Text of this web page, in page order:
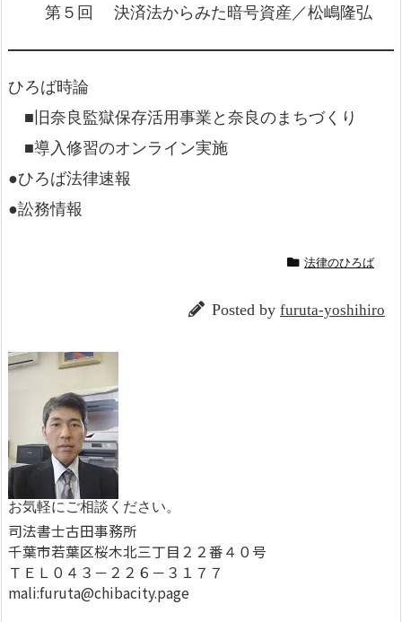
第５回 決済法からみた暗号資産／松嶋隆弘
ひろば時論
■旧奈良監獄保存活用事業と奈良のまちづくり
■導入修習のオンライン実施
●ひろば法律速報
●訟務情報
法律のひろば
Posted by furuta-yoshihiro
お気軽にご相談ください。
司法書士古田事務所
千葉市若葉区桜木北三丁目２２番４０号
ＴＥＬ０４３－２２６－３１７７
mali:furuta@chibacity.page